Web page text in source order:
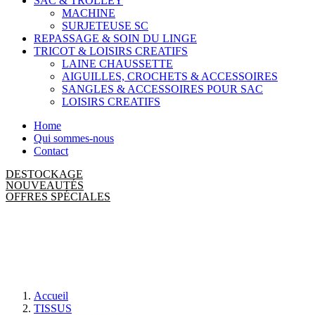
MACHINE
SURJETEUSE SC
REPASSAGE & SOIN DU LINGE
TRICOT & LOISIRS CREATIFS
LAINE CHAUSSETTE
AIGUILLES, CROCHETS & ACCESSOIRES
SANGLES & ACCESSOIRES POUR SAC
LOISIRS CREATIFS
Home
Qui sommes-nous
Contact
DESTOCKAGE
NOUVEAUTÉS
OFFRES SPÉCIALES
Accueil
TISSUS